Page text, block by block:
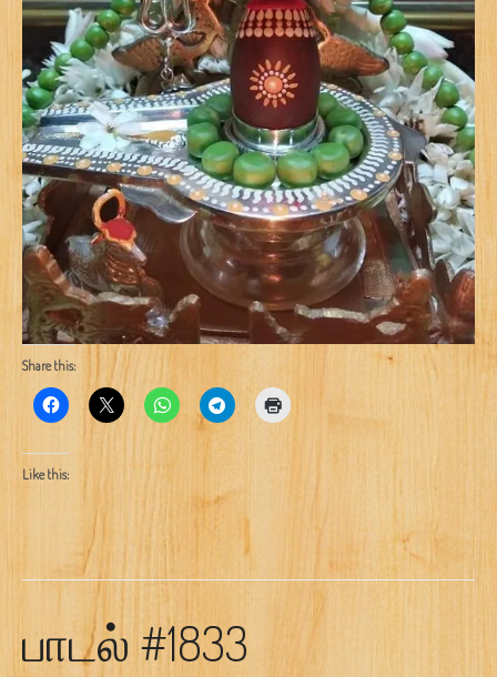
Share this:
Like this:
பாடல் #1833